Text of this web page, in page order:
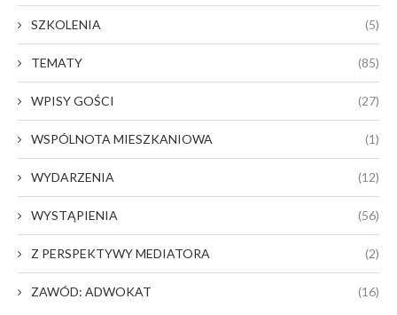
SZKOLENIA (5)
TEMATY (85)
WPISY GOŚCI (27)
WSPÓLNOTA MIESZKANIOWA (1)
WYDARZENIA (12)
WYSTĄPIENIA (56)
Z PERSPEKTYWY MEDIATORA (2)
ZAWÓD: ADWOKAT (16)